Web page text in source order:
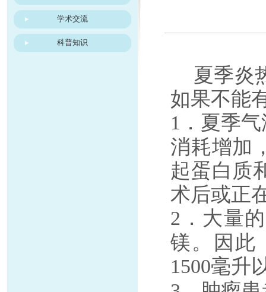
学术交流
科普知识
夏季炎
如果不能
1 ．夏季
消耗增加
起蛋白质
术后或正
2 ．大量
镁。因此
1500毫升